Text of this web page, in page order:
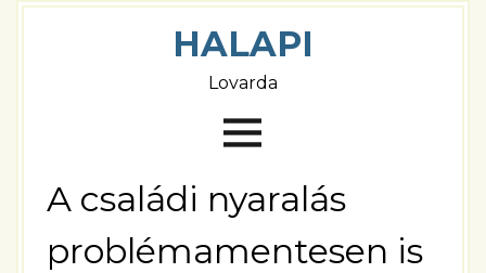
HALAPI
Lovarda
A családi nyaralás
problémamentesen is